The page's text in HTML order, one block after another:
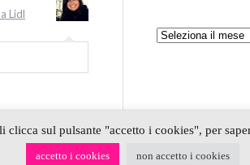
Lidl
Archivio
DEPOSITPHOTOS
sul pulsante "accetto i cookies", per
accetto i cookies non accetto i cookies